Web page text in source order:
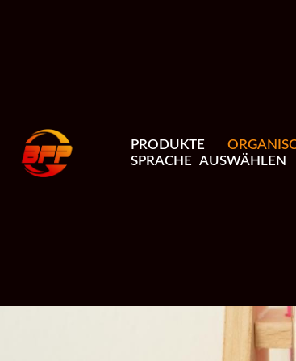
PRODUKTE
SPRACHE AUSWÄHLEN